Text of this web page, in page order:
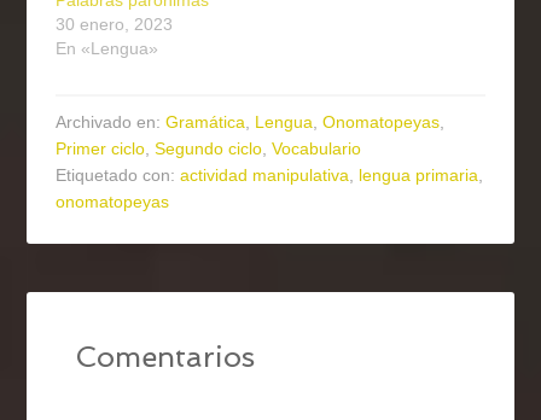
30 enero, 2023
En «Lengua»
Archivado en:Gramática Lengua ,Onomatopeyas
Primer ciclo ,Segundo ciclo ,Vocabulario
Etiquetado con:actividad manipulativa lengua primaria
onomatopeyas
Comentarios